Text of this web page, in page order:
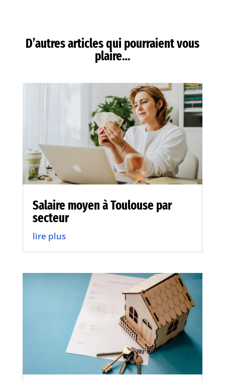
D’autres articles qui pourraient vous
plaire…
Salaire moyen à Toulouse par
secteur
lire plus